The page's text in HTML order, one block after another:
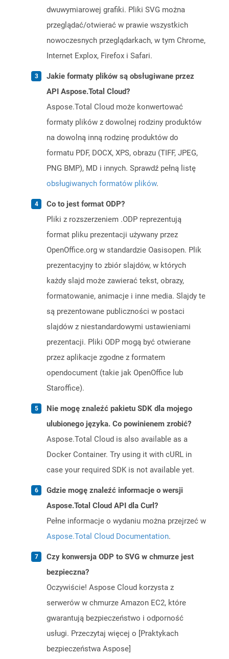
dwuwymiarowej grafiki. Pliki SVG można
przeglądać/otwierać w prawie wszystkich
nowoczesnych przeglądarkach, w tym Chrome,
Internet Explox, Firefox i Safari.
Jakie formaty plików są obsługiwane przez
API Aspose.Total Cloud?
Aspose.Total Cloud może konwertować
formaty plików z dowolnej rodziny produktów
na dowolną inną rodzinę produktów do
formatu PDF, DOCX, XPS, obrazu (TIFF, JPEG,
PNG BMP), MD i innych. Sprawdź pełną listę
obsługiwanych formatów plików.
Co to jest format ODP?
Pliki z rozszerzeniem .ODP reprezentują
format pliku prezentacji używany przez
OpenOffice.org w standardzie Oasisopen. Plik
prezentacyjny to zbiór slajdów, w których
każdy slajd może zawierać tekst, obrazy,
formatowanie, animacje i inne media. Slajdy te
są prezentowane publiczności w postaci
slajdów z niestandardowymi ustawieniami
prezentacji. Pliki ODP mogą być otwierane
przez aplikacje zgodne z formatem
opendocument (takie jak OpenOffice lub
Staroffice).
Nie mogę znaleźć pakietu SDK dla mojego
ulubionego języka. Co powinienem zrobić?
Aspose.Total Cloud is also available as a
Docker Container. Try using it with cURL in
case your required SDK is not available yet.
Gdzie mogę znaleźć informacje o wersji
Aspose.Total Cloud API dla Curl?
Pełne informacje o wydaniu można przejrzeć w
Aspose.Total Cloud Documentation.
Czy konwersja ODP to SVG w chmurze jest
bezpieczna?
Oczywiście! Aspose Cloud korzysta z
serwerów w chmurze Amazon EC2, które
gwarantują bezpieczeństwo i odporność
usługi. Przeczytaj więcej o [Praktykach
bezpieczeństwa Aspose]